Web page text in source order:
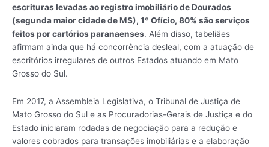
escrituras levadas ao registro imobiliário de Dourados
(segunda maior cidade de MS), 1º Ofício, 80% são serviços
feitos por cartórios paranaenses. Além disso, tabeliães
afirmam ainda que há concorrência desleal, com a atuação de
escritórios irregulares de outros Estados atuando em Mato
Grosso do Sul.
Em 2017, a Assembleia Legislativa, o Tribunal de Justiça de
Mato Grosso do Sul e as Procuradorias-Gerais de Justiça e do
Estado iniciaram rodadas de negociação para a redução e
valores cobrados para transações imobiliárias e a elaboração